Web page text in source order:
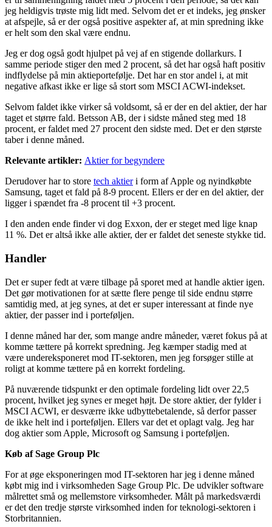
jeg heldigvis trøste mig lidt med. Selvom det er et indeks, jeg ønsker
at afspejle, så er der også positive aspekter af, at min spredning ikke
er helt som den skal være endnu.
Jeg er dog også godt hjulpet på vej af en stigende dollarkurs. I
samme periode stiger den med 2 procent, så det har også haft positiv
indflydelse på min aktieportefølje. Det har en stor andel i, at mit
negative afkast ikke er lige så stort som MSCI ACWI-indekset.
Selvom faldet ikke virker så voldsomt, så er der en del aktier, der har
taget et større fald. Betsson AB, der i sidste måned steg med 18
procent, er faldet med 27 procent den sidste med. Det er den største
taber i denne måned.
Relevante artikler: Aktier for begyndere
Derudover har to store tech aktieri form af Apple og nyindkøbte
Samsung, taget et fald på 8-9 procent. Ellers er der en del aktier, der
ligger i spændet fra -8 procent til +3 procent.
I den anden ende finder vi dog Exxon, der er steget med lige knap
11 %. Det er altså ikke alle aktier, der er faldet det seneste stykke tid.
Handler
Det er super fedt at være tilbage på sporet med at handle aktier igen.
Det gør motivationen for at sætte flere penge til side endnu større
samtidig med, at jeg synes, at det er super interessant at finde nye
aktier, der passer ind i porteføljen.
I denne måned har der, som mange andre måneder, været fokus på at
komme tættere på korrekt spredning. Jeg kæmper stadig med at
være undereksponeret mod IT-sektoren, men jeg forsøger stille at
roligt at komme tættere på en korrekt fordeling.
På nuværende tidspunkt er den optimale fordeling lidt over 22,5
procent, hvilket jeg synes er meget højt. De store aktier, der fylder i
MSCI ACWI, er desværre ikke udbyttebetalende, så derfor passer
de ikke helt ind i porteføljen. Ellers var det et oplagt valg. Jeg har
dog aktier som Apple, Microsoft og Samsung i porteføljen.
Køb af Sage Group Plc
For at øge eksponeringen mod IT-sektoren har jeg i denne måned
købt mig ind i virksomheden Sage Group Plc. De udvikler software
målrettet små og mellemstore virksomheder. Målt på markedsværdi
er det den tredje største virksomhed inden for teknologi-sektoren i
Storbritannien.